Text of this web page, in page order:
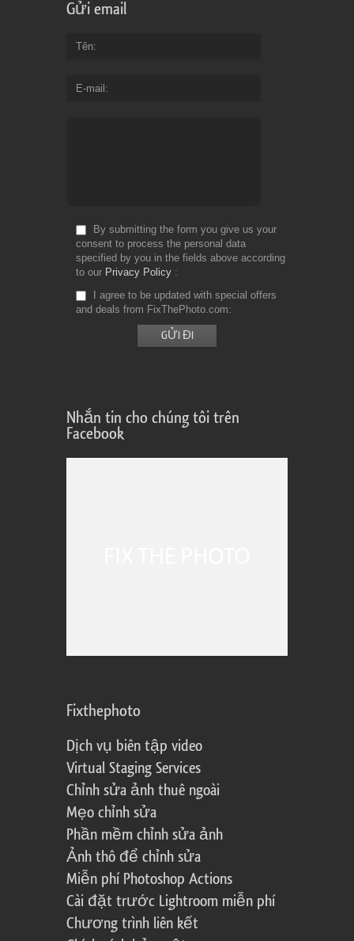
Gửi email
Tên
E-mail
By submitting the form you give us your
consent to process the personal data
specified by you in the fields above according
to our Privacy Policy
I agree to be updated with special offers
and deals from FixThePhoto.com
Nhắn tin cho chúng tôi trên
Facebook
Fixthephoto
Dịch vụ biên tập video
Virtual Staging Services
Chỉnh sửa ảnh thuê ngoài
Mẹo chỉnh sửa
Phần mềm chỉnh sửa ảnh
Ảnh thô để chỉnh sửa
Miễn phí Photoshop Actions
Cài đặt trước Lightroom miễn phí
Chương trình liên kết